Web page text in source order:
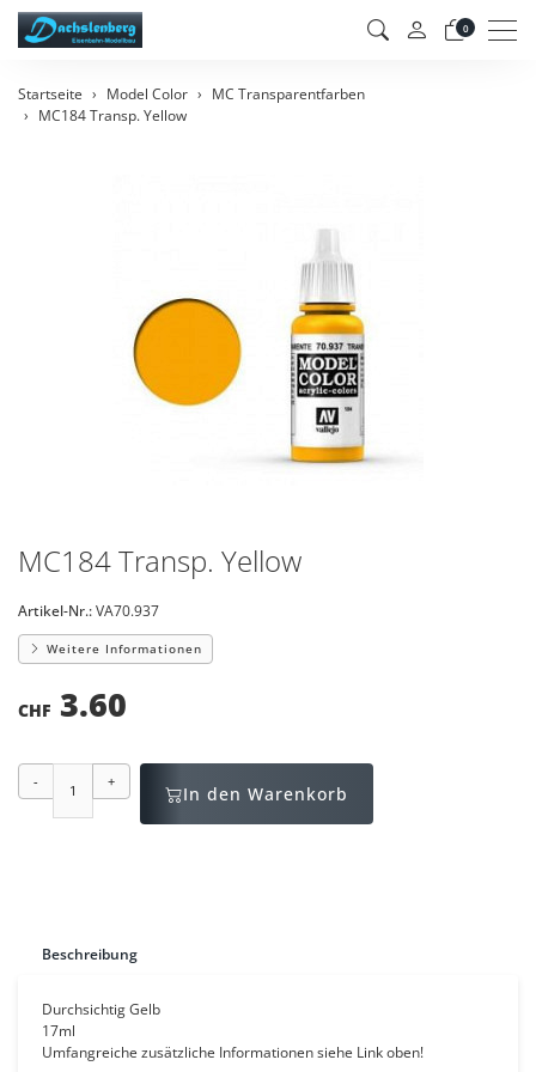
0
Startseite Model Color
MC Transparentfarben
MC184 Transp. Yellow
MC184 Transp. Yellow
Artikel-Nr.:VA70.937
Weitere Informationen
CHF 3.60
- +
In den Warenkorb
Beschreibung
Durchsichtig Gelb
17ml
Umfangreiche zusätzliche Informationen siehe Link oben!